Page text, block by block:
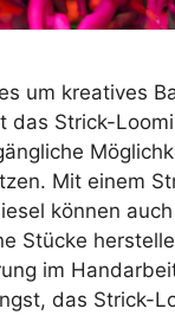
um kreatives
das Strick-
Mit einem
können
Stücke
im
das Strick-